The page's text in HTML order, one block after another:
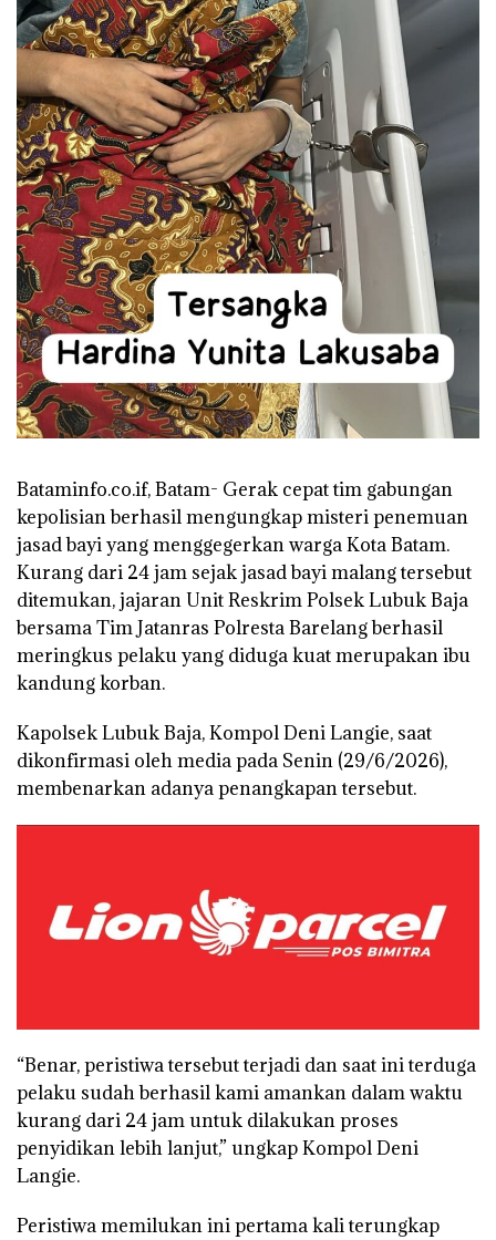
Bataminfo.co.if, Batam- Gerak cepat tim gabungan
kepolisian berhasil mengungkap misteri penemuan
jasad bayi yang menggegerkan warga Kota Batam.
Kurang dari 24 jam sejak jasad bayi malang tersebut
ditemukan, jajaran Unit Reskrim Polsek Lubuk Baja
bersama Tim Jatanras Polresta Barelang berhasil
meringkus pelaku yang diduga kuat merupakan ibu
kandung korban.
Kapolsek Lubuk Baja, Kompol Deni Langie, saat
dikonfirmasi oleh media pada Senin (29/6/2026),
membenarkan adanya penangkapan tersebut.
“Benar, peristiwa tersebut terjadi dan saat ini terduga
pelaku sudah berhasil kami amankan dalam waktu
kurang dari 24 jam untuk dilakukan proses
penyidikan lebih lanjut,” ungkap Kompol Deni
Langie.
Peristiwa memilukan ini pertama kali terungkap